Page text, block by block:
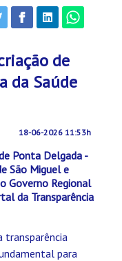
de
da Saúde
18-06-2026 11:53h
Ponta Delgada -
São Miguel e
Governo Regional
da Transparência
transparência
para